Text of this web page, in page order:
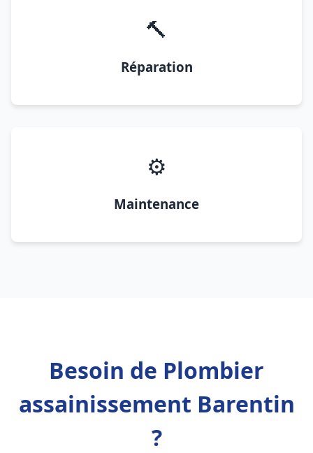
🔨
Réparation
⚙️
Maintenance
Besoin de Plombier
assainissement Barentin
?